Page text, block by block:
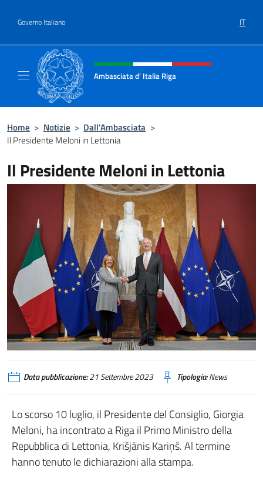
Governo Italiano IT
Intestazione sito, social e menù
Ambasciata d' Italia Riga
Home > Notizie > Dall’Ambasciata >
Il Presidente Meloni in Lettonia
Il Presidente Meloni in Lettonia
Data pubblicazione:21 Settembre 2023 Tipologia:News
Lo scorso 10 luglio, il Presidente del Consiglio, Giorgia
Meloni, ha incontrato a Riga il Primo Ministro della
Repubblica di Lettonia, Krišjānis Kariņš. Al termine
hanno tenuto le dichiarazioni alla stampa.